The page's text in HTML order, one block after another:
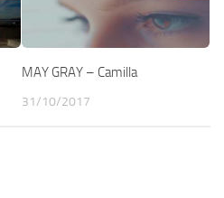
MAY GRAY – Camilla
31/10/2017